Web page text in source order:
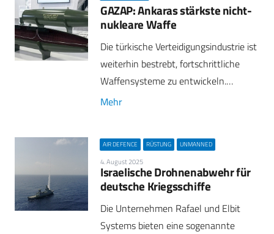
GAZAP: Ankaras stärkste nicht-
nukleare Waffe
Die türkische Verteidigungsindustrie ist
weiterhin bestrebt, fortschrittliche
Waffensysteme zu entwickeln.…
Mehr
AIR DEFENCE RÜSTUNG UNMANNED
4. August 2025
Israelische Drohnenabwehr für
deutsche Kriegsschiffe
Die Unternehmen Rafael und Elbit
Systems bieten eine sogenannte